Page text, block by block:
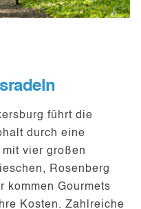
führt die
durch eine
mit vier großen
Rosenberg
kommen Gourmets
Kosten. Zahlreiche